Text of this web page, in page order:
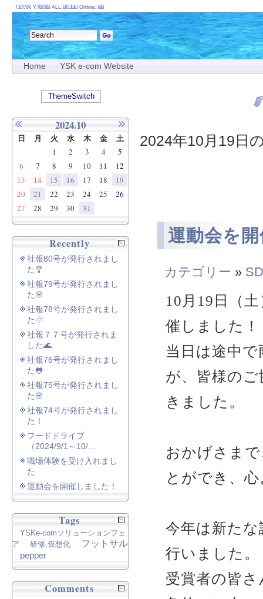
Home YSK e-com Website
2024年10月19日
運動会を
カテゴリー »
10月19日（
催しました！
当日は途中
が、皆様の
きました。
おかげさま
とができ、
今年は新た
行いました。
受賞者の皆
T: Y: ALL: Online:
ThemeSwitch
2024.10
日 月 火 水 木 金 土
1 2 3 4
5
6
7 8 9 10 11
12
13
14 15 16 17 18
19
20
21 22 23 24 25
26
27
28 29 30 31
Recently
社報80号が発行されまし
た🎐
社報79号が発行されまし
た🌸
社報78号が発行されまし
た☃
社報７７号が発行されま
した🌊
社報76号が発行されまし
た🐸
社報75号が発行されまし
た🌸
社報74号が発行されまし
た！
フードドライブ
（2024/9/1～10/...
職場体験を受け入れまし
た
運動会を開催しました！
Tags
YSKe-comソリューションフェ
ア
研修,仮想化
フットサル
pepper
Comments